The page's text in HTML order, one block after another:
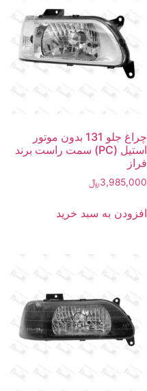
چراغ جلو 131 بدون موتور
استیل (PC) سمت راست برند
فراز
3,985,000﷼
افزودن به سبد خرید